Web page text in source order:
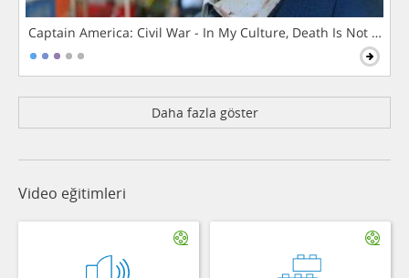
Captain America: Civil War - In My Culture, Death Is Not The
Daha fazla göster
Video eğitimleri